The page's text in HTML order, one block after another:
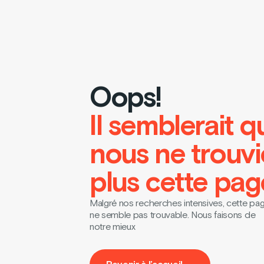
Oops!
Il semblerait
nous ne
plus cette
Malgré nos recherches intensives, cette
ne semble pas trouvable. Nous faisons de
notre mieux